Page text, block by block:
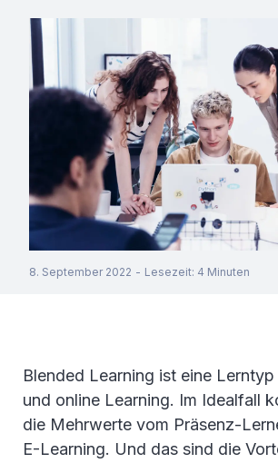
8. September 2022 - Lesezeit: 4 Minuten
Blended Learning ist eine
und online Learning. Im Idealfall
die Mehrwerte vom Präsenz-
E-Learning. Und das sind die